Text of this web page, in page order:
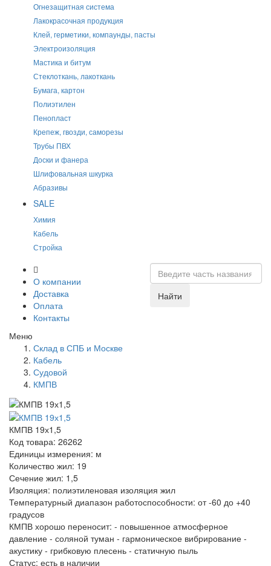
Огнезащитная система
Лакокрасочная продукция
Клей, герметики, компаунды, пасты
Электроизоляция
Мастика и битум
Стеклоткань, лакоткань
Бумага, картон
Полиэтилен
Пенопласт
Крепеж, гвозди, саморезы
Трубы ПВХ
Доски и фанера
Шлифовальная шкурка
Абразивы
SALE
Химия
Кабель
Стройка
О компании
Доставка
Оплата
Контакты
Найти
Меню
Склад в СПБ и Москве
Кабель
Судовой
КМПВ
КМПВ 19х1,5
Код товара: 26262
Единицы измерения: м
Количество жил: 19
Сечение жил: 1,5
Изоляция: полиэтиленовая изоляция жил
Температурный диапазон работоспособности: от -60 до +40
градусов
КМПВ хорошо переносит: - повышенное атмосферное
давление - соляной туман - гармоническое вибрирование -
акустику - грибковую плесень - статичную пыль
Статус: есть в наличии